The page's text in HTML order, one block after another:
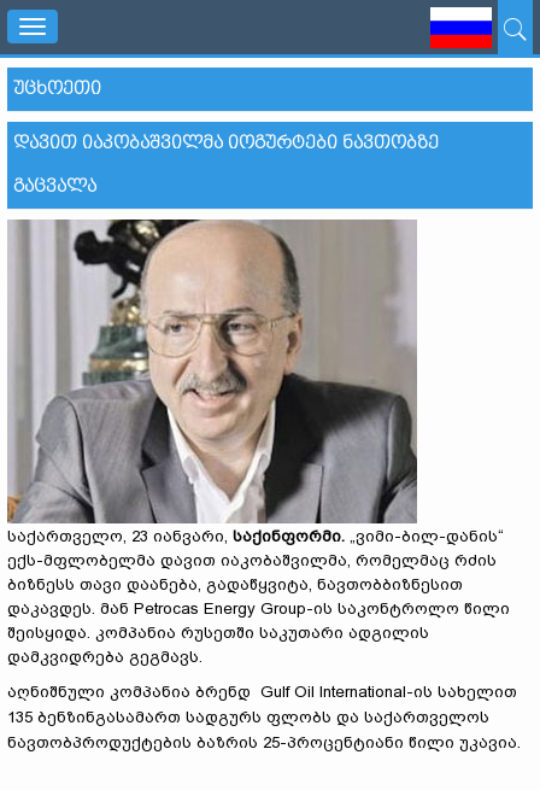
Toggle
navigation
ᲣᲪᲮᲝᲔᲗᲘ
ᲓᲐᲕᲘᲗ ᲘᲐᲙᲝᲑᲐᲨᲕᲘᲚᲛᲐ ᲘᲝᲒᲣᲠᲢᲔᲑᲘ ᲜᲐᲕᲗᲝᲑᲖᲔ
ᲒᲐᲪᲕᲐᲚᲐ
საქართველო, 23 იანვარი, საქინფორმი. „ვიმი-ბილ-დანის“
ექს-მფლობელმა დავით იაკობაშვილმა, რომელმაც რძის
ბიზნესს თავი დაანება, გადაწყვიტა, ნავთობბიზნესით
დაკავდეს. მან Petrocas Energy Group-ის საკონტროლო წილი
შეისყიდა. კომპანია რუსეთში საკუთარი ადგილის
დამკვიდრება გეგმავს.
აღნიშნული კომპანია ბრენდ Gulf Oil International-ის სახელით
135 ბენზინგასამართ სადგურს ფლობს და საქართველოს
ნავთობპროდუქტების ბაზრის 25-პროცენტიანი წილი უკავია.